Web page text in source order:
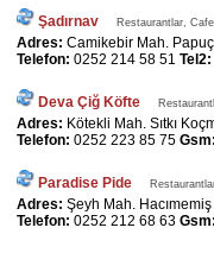
Şadırnav Restaurantlar,
Adres: Camikebir Mah.
Telefon: 0252 214 58 51 Tel2:
Deva Çiğ Köfte
Adres: Kötekli Mah. Sıtkı
Telefon: 0252 223 85 75 Gsm:
Paradise Pide
Adres: Şeyh Mah.
Telefon: 0252 212 68 63 Gsm: